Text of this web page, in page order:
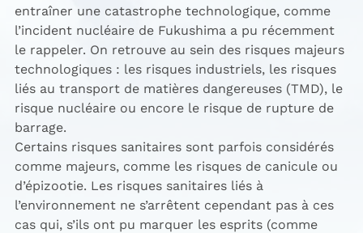
entraîner une catastrophe technologique, comme
l’incident nucléaire de Fukushima a pu récemment
le rappeler. On retrouve au sein des risques majeurs
technologiques : les risques industriels, les risques
liés au transport de matières dangereuses (TMD), le
risque nucléaire ou encore le risque de rupture de
barrage.
Certains risques sanitaires sont parfois considérés
comme majeurs, comme les risques de canicule ou
d’épizootie. Les risques sanitaires liés à
l’environnement ne s’arrêtent cependant pas à ces
cas qui, s’ils ont pu marquer les esprits (comme